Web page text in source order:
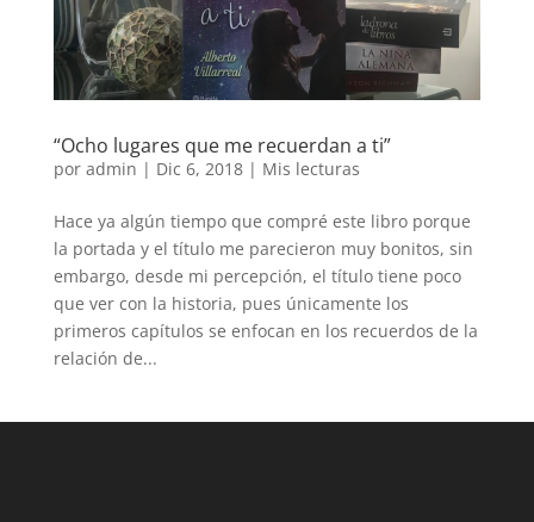
“Ocho lugares que me recuerdan a ti”
por admin | Dic 6, 2018| Mis lecturas
Hace ya algún tiempo que compré este libro porque
la portada y el título me parecieron muy bonitos, sin
embargo, desde mi percepción, el título tiene poco
que ver con la historia, pues únicamente los
primeros capítulos se enfocan en los recuerdos de la
relación de...